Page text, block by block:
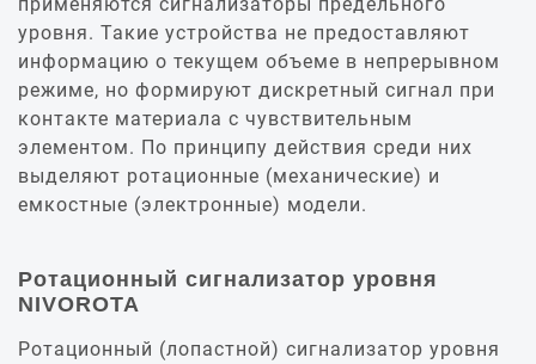
уровня. Такие устройства не предоставляют
информацию о текущем объеме в непрерывном
режиме, но формируют дискретный сигнал при
контакте материала с чувствительным
элементом. По принципу действия среди них
выделяют ротационные (механические) и
емкостные (электронные) модели.
Ротационный сигнализатор уровня
NIVOROTA
Ротационный (лопастной) сигнализатор уровня